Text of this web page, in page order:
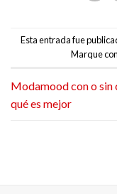
Esta entrada fue
Marque
Modamood con o sin
qué es mejor